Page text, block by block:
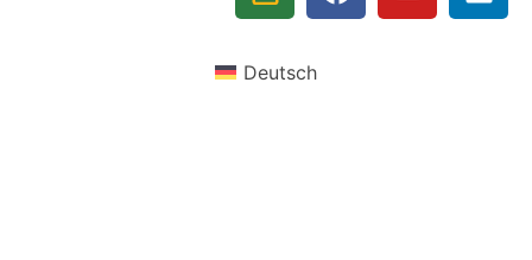
Deutsch